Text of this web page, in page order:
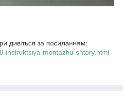
дивіться за посиланням:
instruktsiya-montazhu-shtory.html